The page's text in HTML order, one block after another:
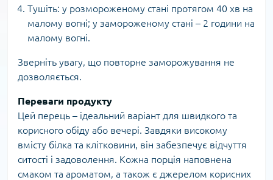
Тушіть: у розмороженому стані протягом 40 хв на
малому вогні; у замороженому стані – 2 години на
малому вогні.
Зверніть увагу, що повторне заморожування не
дозволяється.
Переваги продукту
Цей перець – ідеальний варіант для швидкого та
корисного обіду або вечері. Завдяки високому
вмісту білка та клітковини, він забезпечує відчуття
ситості і задоволення. Кожна порція наповнена
смаком та ароматом, а також є джерелом корисних